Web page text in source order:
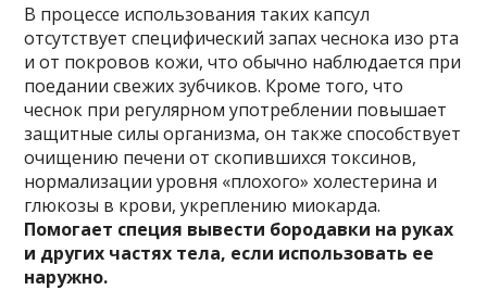
В процессе использования таких капсул
отсутствует специфический запах чеснока изо рта
и от покровов кожи, что обычно наблюдается при
поедании свежих зубчиков. Кроме того, что
чеснок при регулярном употреблении повышает
защитные силы организма, он также способствует
очищению печени от скопившихся токсинов,
нормализации уровня «плохого» холестерина и
глюкозы в крови, укреплению миокарда.
Помогает специя вывести бородавки на руках
и других частях тела, если использовать ее
наружно.